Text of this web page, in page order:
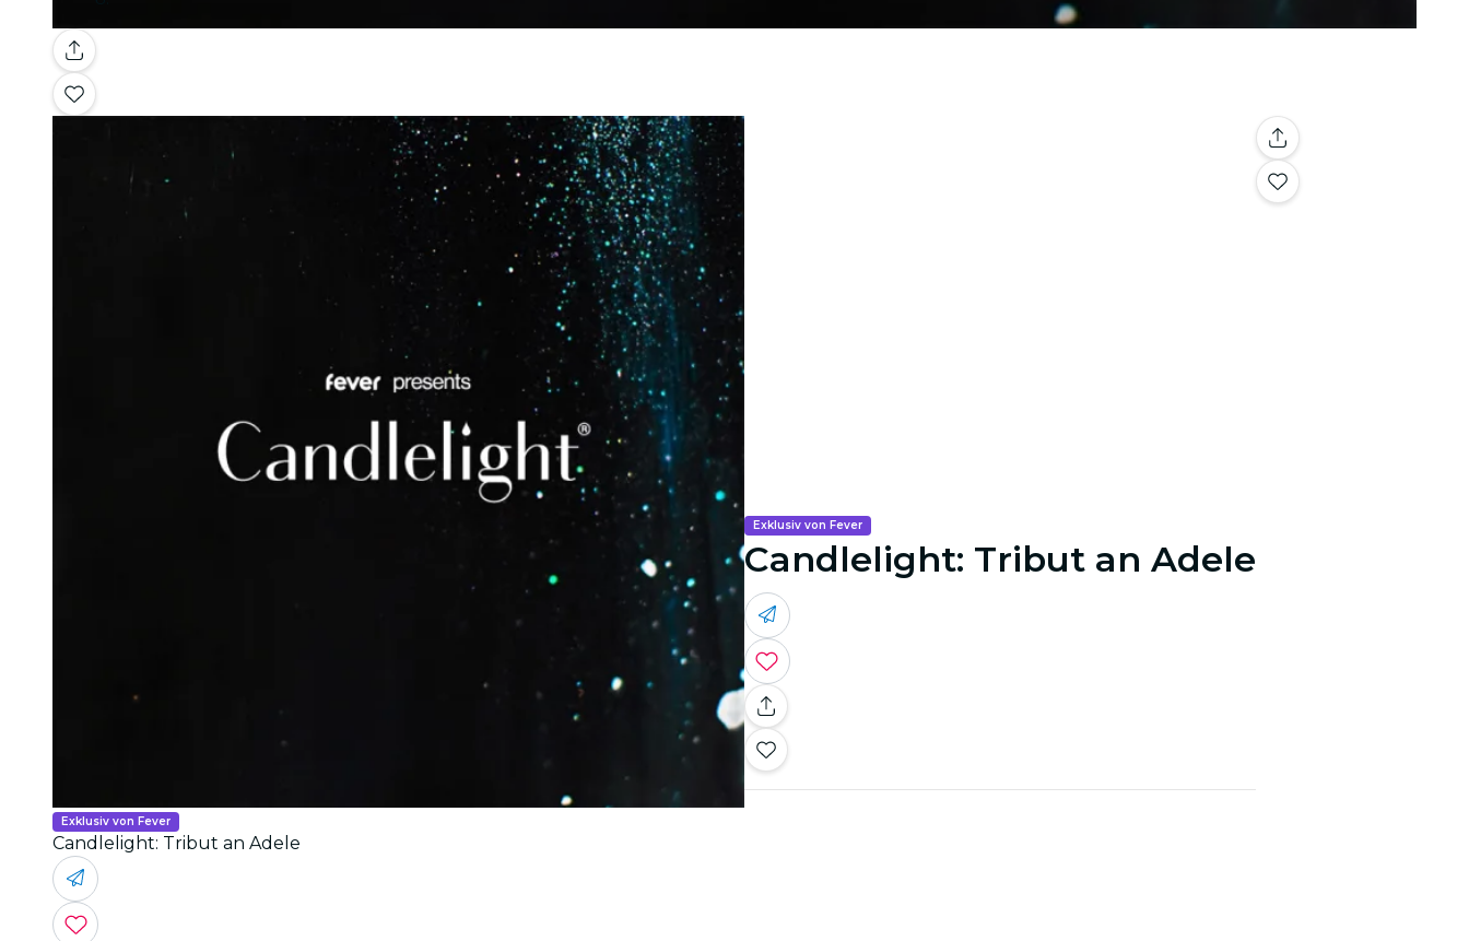
Galerie
Exklusiv von Fever
Candlelight: Tribut an Adele
Exklusiv von Fever
Candlelight: Tribut an Adele